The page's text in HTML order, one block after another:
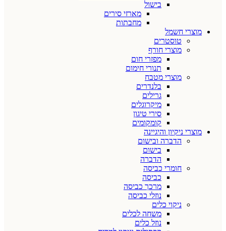
בישול
מארזי סירים
מחבתות
מוצרי חשמל
טוסטרים
מוצרי חורף
מפזרי חום
תנורי חימום
מוצרי מטבח
בלנדרים
גרילים
מיקרוגלים
סירי טיגון
קומקומים
מוצרי ניקיון והיגיינה
הדברה ובישום
בישום
הדברה
חומרי כביסה
כביסה
מרכך כביסה
נוזלי כביסה
ניקוי כלים
משחה לכלים
נוזל כלים